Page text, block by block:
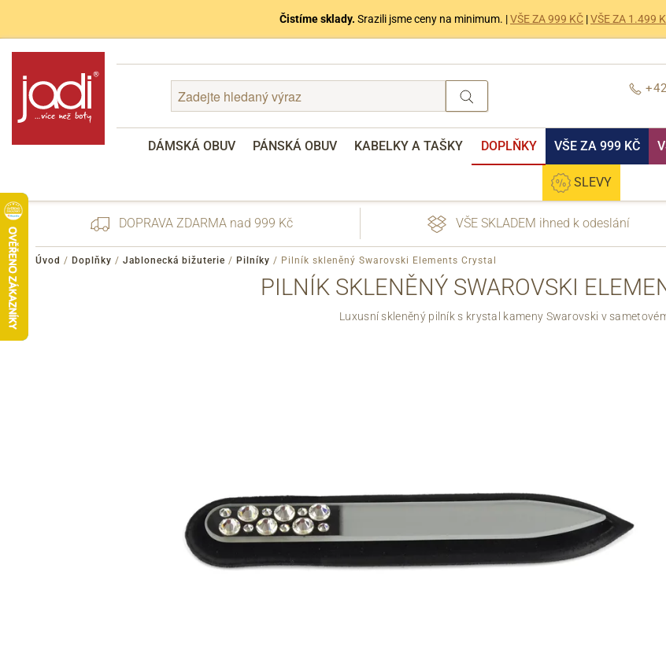
Čistíme sklady. Srazili jsme ceny na minimum. |VŠE ZA 999 KČ |VŠE ZA 1.499
DÁMSKÁ OBUV PÁNSKÁ OBUV KABELKY A TAŠKY DOPLŇKY VŠE ZA 999 KČ
SLEVY
Informace ozpracování osobních údajů.
DOPRAVA ZDARMA nad 999 Kč VŠE SKLADEM ihned k odeslání
Úvod / Doplňky / Jablonecká bižuterie / Pilníky / Pilník skleněný Swarovski Elements Crystal
PILNÍK SKLENĚNÝ SWAROVSKI
Luxusní skleněný pilník s krystal kameny Swarovski v